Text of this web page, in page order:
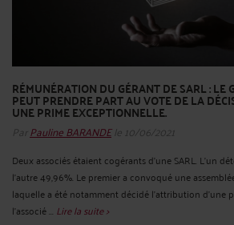
RÉMUNÉRATION DU GÉRANT DE SARL : LE
PEUT PRENDRE PART AU VOTE DE LA
UNE PRIME EXCEPTIONNELLE.
Par Pauline BARANDEle 10/06/2021
Deux associés étaient cogérants d’une SARL. L’un
l’autre 49,96%. Le premier a convoqué une
laquelle a été notamment décidé l’attribution d’une
l’associé ... Lire la suite >